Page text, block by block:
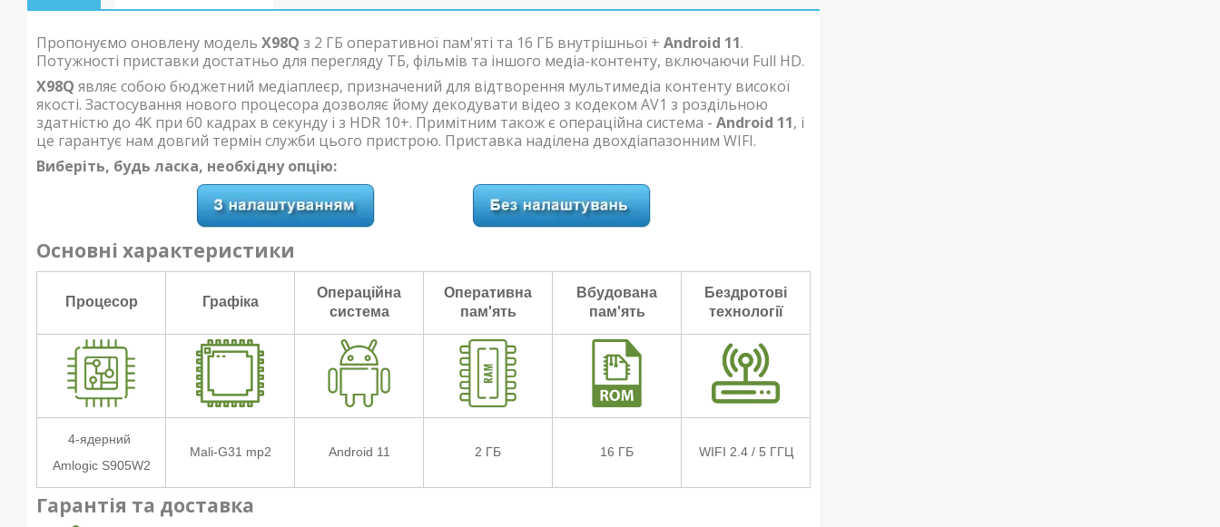
Пропонуємо оновлену модель X98Q з 2 ГБ оперативної пам'яті та 16 ГБ внутрішньої + Android 11.
Потужності приставки достатньо для перегляду ТБ, фільмів та іншого медіа-контенту, включаючи Full HD.
X98Q являє собою бюджетний медіаплеєр, призначений для відтворення мультимедіа контенту високої
якості. Застосування нового процесора дозволяє йому декодувати відео з кодеком AV1 з роздільною
здатністю до 4K при 60 кадрах в секунду і з HDR 10+. Примітним також є операційна система - Android 11, і
це гарантує нам довгий термін служби цього пристрою. Приставка наділена двохдіапазонним WIFI.
Виберіть, будь ласка, необхідну опцію:
Основні характеристики
Процесор Графіка
Операційна
система
Оперативна
пам'ять
Вбудована
пам'ять
Бездротові
технології
4-ядерний
Amlogic S905W2
Mali-G31 mp2 Android 11 2 ГБ 16 ГБ WIFI 2.4 / 5 ГГЦ
Гарантія та доставка